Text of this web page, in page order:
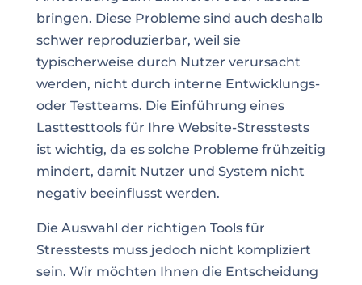
bringen. Diese Probleme sind auch deshalb
schwer reproduzierbar, weil sie
typischerweise durch Nutzer verursacht
werden, nicht durch interne Entwicklungs-
oder Testteams. Die Einführung eines
Lasttesttools für Ihre Website-Stresstests
ist wichtig, da es solche Probleme frühzeitig
mindert, damit Nutzer und System nicht
negativ beeinflusst werden.
Die Auswahl der richtigen Tools für
Stresstests muss jedoch nicht kompliziert
sein. Wir möchten Ihnen die Entscheidung